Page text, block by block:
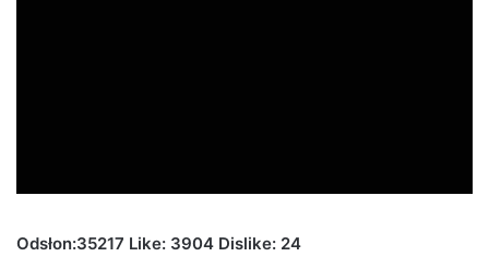
Odsłon:35217 Like: 3904 Dislike: 24